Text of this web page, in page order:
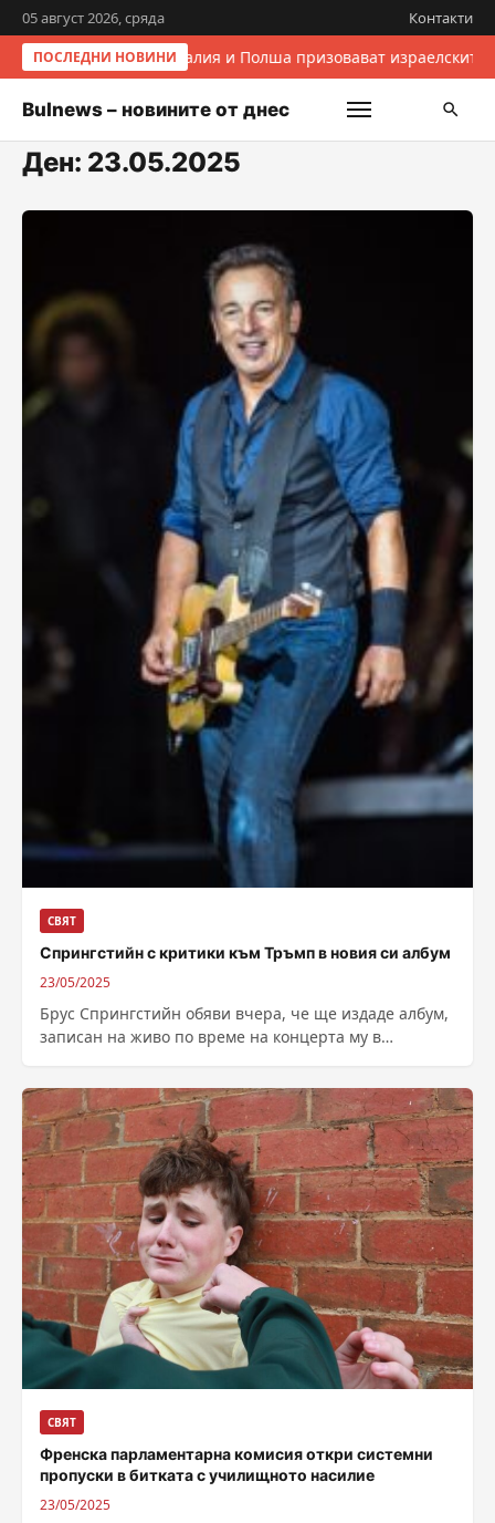
05 август 2026, сряда Контакти
ПОСЛЕДНИ НОВИНИИталия и Полша призовават израелските
Bulnews – новините от днес
Ден: 23.05.2025
СВЯТ
Спрингстийн с критики към Тръмп в новия си албум
23/05/2025
Брус Спрингстийн обяви вчера, че ще издаде албум,
записан на живо по време на концерта му в
СВЯТ
Френска парламентарна комисия откри системни
пропуски в битката с училищното насилие
23/05/2025